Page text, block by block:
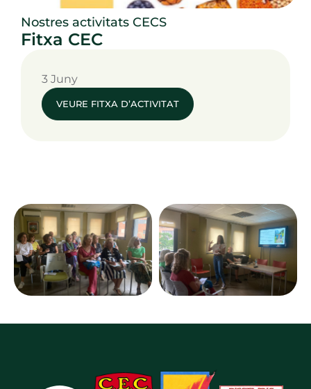
Nostres activitats CECS
Fitxa CEC
3 Juny
VEURE FITXA D’ACTIVITAT